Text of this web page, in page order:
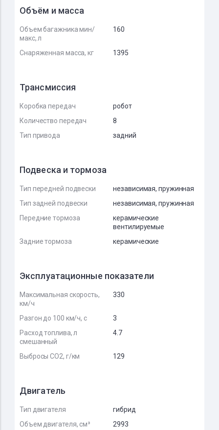
Объём и масса
Объем багажника мин/
макс, л
160
Снаряженная масса, кг 1395
Трансмиссия
Коробка передач
робот
Количество передач
8
Тип привода
задний
Подвеска и тормоза
Тип передней подвески
независимая, пружинная
Тип задней подвески
независимая, пружинная
Передние тормоза
керамические
вентилируемые
Задние тормоза
керамические
Эксплуатационные показатели
Максимальная скорость,
км/ч
330
Разгон до 100 км/ч, с
3
Расход топлива, л
смешанный
4.7
Выбросы CO2, г/км 129
Двигатель
Тип двигателя
гибрид
Объем двигателя, см³
2993